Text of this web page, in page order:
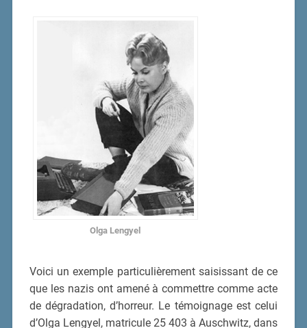
Olga Lengyel
Voici un exemple particulièrement saisissant de ce
que les nazis ont amené à commettre comme acte
de dégradation, d’horreur. Le témoignage est celui
d’Olga Lengyel, matricule 25 403 à Auschwitz, dans